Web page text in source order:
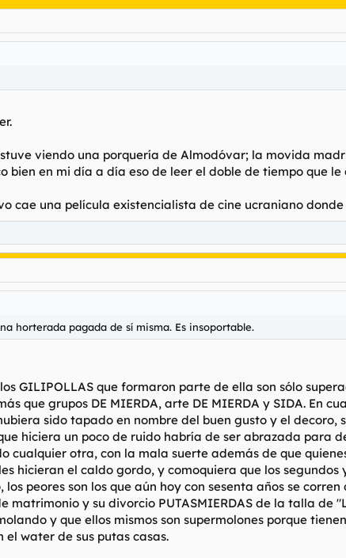
viendo una porquería de Almodóvar; la movida
bien en mi día a día eso de leer el doble de tiempo que
cae una película existencialista de cine ucraniano
horterada pagada de sí misma. Es insoportable.
GILIPOLLAS que formaron parte de ella son sólo
que grupos DE MIERDA, arte DE MIERDA y SIDA. En
sido tapado en nombre del buen gusto y el decoro,
hiciera un poco de ruido habría de ser abrazada para
cualquier otra, con la mala suerte además de que
hicieran el caldo gordo, y comoquiera que los
los peores son los que aún hoy con sesenta años se
matrimonio y su divorcio PUTASMIERDAS de la talla de
y que ellos mismos son supermolones porque
el water de sus putas casas.